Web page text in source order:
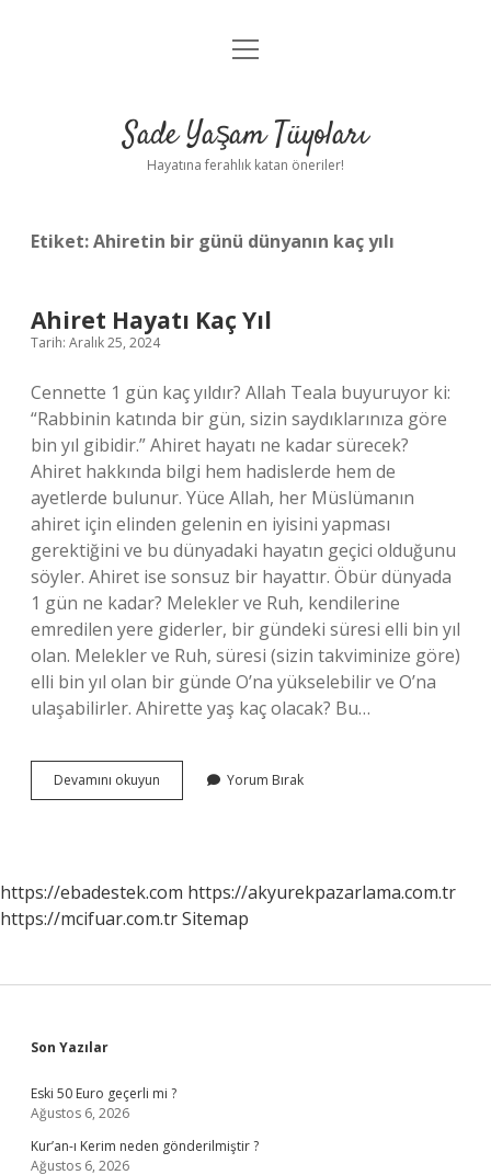
Anasayfa
Yasal Uyarı
menüyü
Sade Yaşam Tüyoları
Hayatına ferahlık katan öneriler!
Etiket:Ahiretin bir günü dünyanın kaç yılı
Ahiret Hayatı Kaç Yıl
Tarih: Aralık 25, 2024
Cennette 1 gün kaç yıldır? Allah Teala buyuruyor ki:
“Rabbinin katında bir gün, sizin saydıklarınıza göre
bin yıl gibidir.” Ahiret hayatı ne kadar sürecek?
Ahiret hakkında bilgi hem hadislerde hem de
ayetlerde bulunur. Yüce Allah, her Müslümanın
ahiret için elinden gelenin en iyisini yapması
gerektiğini ve bu dünyadaki hayatın geçici olduğunu
söyler. Ahiret ise sonsuz bir hayattır. Öbür dünyada
1 gün ne kadar? Melekler ve Ruh, kendilerine
emredilen yere giderler, bir gündeki süresi elli bin yıl
olan. Melekler ve Ruh, süresi (sizin takviminize göre)
elli bin yıl olan bir günde O’na yükselebilir ve O’na
ulaşabilirler. Ahirette yaş kaç olacak? Bu…
Devamını okuyun
Hayatı
Yorum Bırak
https://ebadestek.com https://akyurekpazarlama.com.tr
https://mcifuar.com.trSitemap
Sidebar
Son Yazılar
Eski 50 Euro geçerli mi ?
Ağustos 6, 2026
Kur’an-ı Kerim neden gönderilmiştir ?
Ağustos 6, 2026